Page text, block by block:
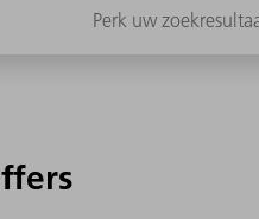
Perk uw